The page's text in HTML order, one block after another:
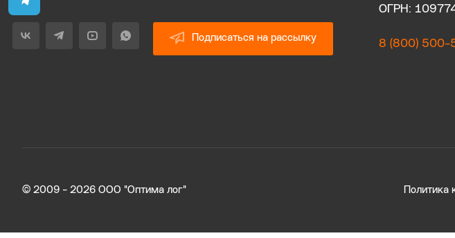
Подписаться на рассылку
ОГРН:
8 (800) 500-
© 2009 - 2026 ООО "Оптима лог" Политика